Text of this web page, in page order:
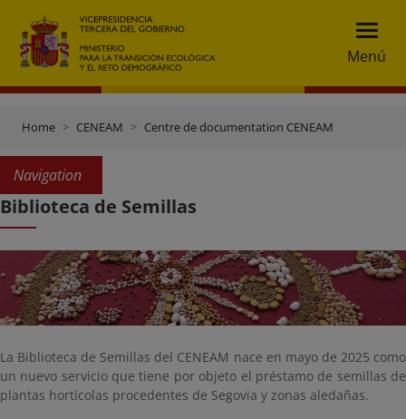
Menú
Home CENEAM Centre de documentation CENEAM
Navigation
Biblioteca de Semillas
La Biblioteca de Semillas del CENEAM nace en mayo de 2025 como
un nuevo servicio que tiene por objeto el préstamo de semillas de
plantas hortícolas procedentes de Segovia y zonas aledañas.